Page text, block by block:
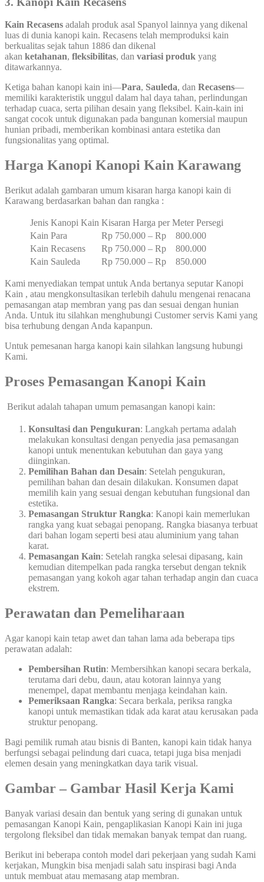
Kain Recasens adalah produk asal Spanyol lainnya yang dikenal
luas di dunia kanopi kain. Recasens telah memproduksi kain
berkualitas sejak tahun 1886 dan dikenal
akan ketahanan, fleksibilitas, dan variasi produk yang
ditawarkannya.
Ketiga bahan kanopi kain ini—Para, Sauleda, dan Recasens—
memiliki karakteristik unggul dalam hal daya tahan, perlindungan
terhadap cuaca, serta pilihan desain yang fleksibel. Kain-kain ini
sangat cocok untuk digunakan pada bangunan komersial maupun
hunian pribadi, memberikan kombinasi antara estetika dan
fungsionalitas yang optimal.
Harga Kanopi Kanopi Kain Karawang
Berikut adalah gambaran umum kisaran harga kanopi kain di
Karawang berdasarkan bahan dan rangka :
Jenis Kanopi Kain Kisaran Harga per Meter Persegi
Kain Para
Rp 750.000 – Rp 800.000
Kain Recasens
Rp 750.000 – Rp 800.000
Kain Sauleda
Rp 750.000 – Rp 850.000
Kami menyediakan tempat untuk Anda bertanya seputar Kanopi
Kain , atau mengkonsultasikan terlebih dahulu mengenai renacana
pemasangan atap membran yang pas dan sesuai dengan hunian
Anda. Untuk itu silahkan menghubungi Customer servis Kami yang
bisa terhubung dengan Anda kapanpun.
Untuk pemesanan harga kanopi kain silahkan langsung hubungi
Kami.
Proses Pemasangan Kanopi Kain
Berikut adalah tahapan umum pemasangan kanopi kain:
Konsultasi dan Pengukuran: Langkah pertama adalah
melakukan konsultasi dengan penyedia jasa pemasangan
kanopi untuk menentukan kebutuhan dan gaya yang
diinginkan.
Pemilihan Bahan dan Desain: Setelah pengukuran,
pemilihan bahan dan desain dilakukan. Konsumen dapat
memilih kain yang sesuai dengan kebutuhan fungsional dan
estetika.
Pemasangan Struktur Rangka: Kanopi kain memerlukan
rangka yang kuat sebagai penopang. Rangka biasanya terbuat
dari bahan logam seperti besi atau aluminium yang tahan
karat.
Pemasangan Kain: Setelah rangka selesai dipasang, kain
kemudian ditempelkan pada rangka tersebut dengan teknik
pemasangan yang kokoh agar tahan terhadap angin dan cuaca
ekstrem.
Perawatan dan Pemeliharaan
Agar kanopi kain tetap awet dan tahan lama ada beberapa tips
perawatan adalah:
Pembersihan Rutin: Membersihkan kanopi secara berkala,
terutama dari debu, daun, atau kotoran lainnya yang
menempel, dapat membantu menjaga keindahan kain.
Pemeriksaan Rangka: Secara berkala, periksa rangka
kanopi untuk memastikan tidak ada karat atau kerusakan pada
struktur penopang.
Bagi pemilik rumah atau bisnis di Banten, kanopi kain tidak hanya
berfungsi sebagai pelindung dari cuaca, tetapi juga bisa menjadi
elemen desain yang meningkatkan daya tarik visual.
Gambar – Gambar Hasil Kerja Kami
Banyak variasi desain dan bentuk yang sering di gunakan untuk
pemasangan Kanopi Kain, pengaplikasian Kanopi Kain ini juga
tergolong fleksibel dan tidak memakan banyak tempat dan ruang.
Berikut ini beberapa contoh model dari pekerjaan yang sudah Kami
kerjakan, Mungkin bisa menjadi salah satu inspirasi bagi Anda
untuk membuat atau memasang atap membran.